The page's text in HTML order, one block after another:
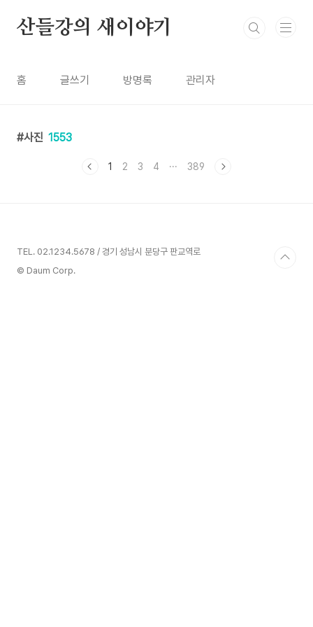
산들강의 새이야기
홈 글쓰기 방명록 관리자
사진 1553
1 2 3 4 ··· 389
TEL. 02.1234.5678 / 경기 성남시 분당구 판교역로
© Daum Corp.